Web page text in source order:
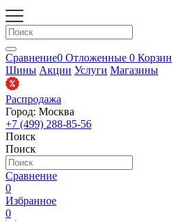
Сравнение0 Отложенные 0
Шины Акции Услуги Магазины
Распродажа
Город: Москва
+7 (499) 288-85-56
Поиск
Поиск
Сравнение
0
Избранное
0